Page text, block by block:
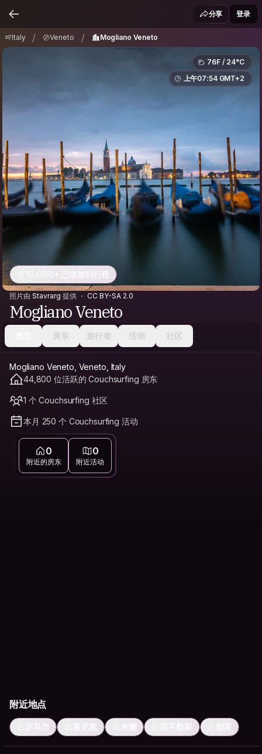
分享 登录
Italy / Veneto / Mogliano Veneto
76F / 24°C
上午07:54 GMT+2
10,000+ 已添加到行程
照片由 Stavrarg 提供 CC BY-SA 2.0
Mogliano Veneto
房东 旅行者 活动 社区
Mogliano Veneto, Veneto, Italy
44,800 位活跃的 Couchsurfing 房东
1 个 Couchsurfing 社区
本月 250 个 Couchsurfing 活动
0
附近的房东
0
附近活动
附近地点
罗马市 慕尼黑 那不勒斯